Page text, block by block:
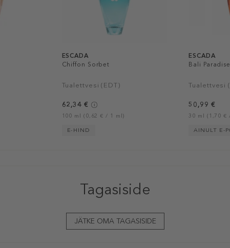
ESCADA
Chiffon Sorbet
Tualettvesi (EDT)
62,34 €
100 ml (0,62 € / 1 ml)
E-HIND
ESCADA
Bali
Tualettvesi
50,99 €
30 ml (1,70 €
AINULT E-
Tagasiside
JÄTKE OMA TAGASISIDE